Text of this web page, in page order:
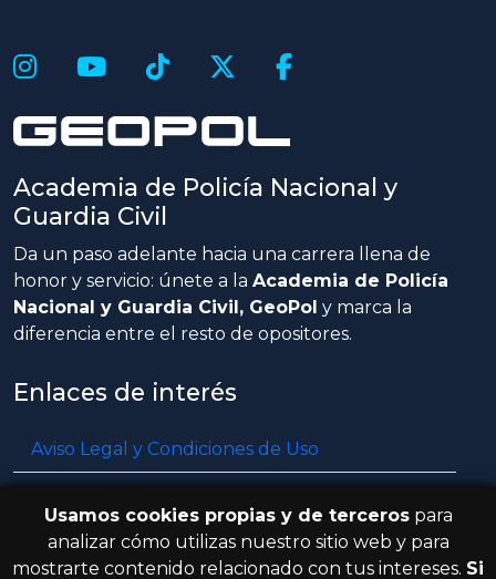
Academia de Policía Nacional y
Guardia Civil
Da un paso adelante hacia una carrera llena de
honor y servicio: únete a la Academia de Policía
Nacional y Guardia Civil, GeoPol y marca la
diferencia entre el resto de opositores.
Enlaces de interés
Aviso Legal y Condiciones de Uso
Política de cookies
Usamos cookies propias y de tercerospara
analizar cómo utilizas nuestro sitio web y para
mostrarte contenido relacionado con tus intereses. Si